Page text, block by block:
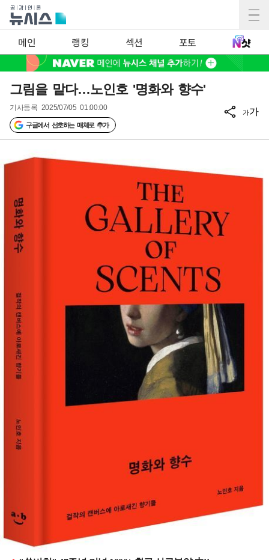
메인 랭킹 섹션 포토
그림을 맡다…노인호 '명화와 향수'
기사등록 2025/07/05 01:00:00
구글에서 선호하는 매체로 추가
가가